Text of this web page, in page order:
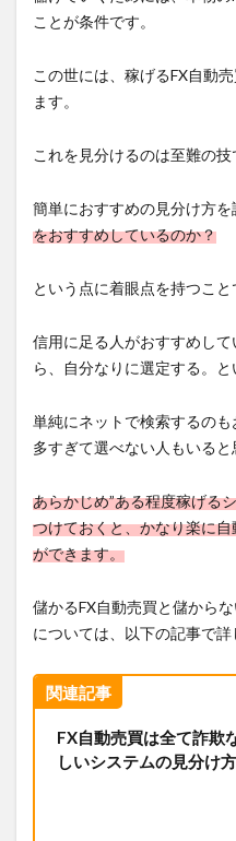
ことが条件です。
この世には、稼げるFX自動
ます。
これを見分けるのは至難の技
簡単におすすめの見分け方を
をおすすめしているのか？
という点に着眼点を持つこと
信用に足る人がおすすめし
ら、自分なりに選定する。と
単純にネットで検索するの
多すぎて選べない人もいると
あらかじめ”ある程度稼げる
つけておくと、かなり楽に
ができます。
儲かるFX自動売買と儲から
については、以下の記事で詳
関連記事
FX自動売買は全て詐欺
しいシステムの見分け方